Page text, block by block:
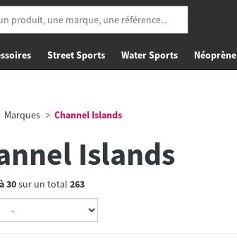
Street Sports Water Sports Néoprène
Marques Channel Islands
Islands
30sur un total 263